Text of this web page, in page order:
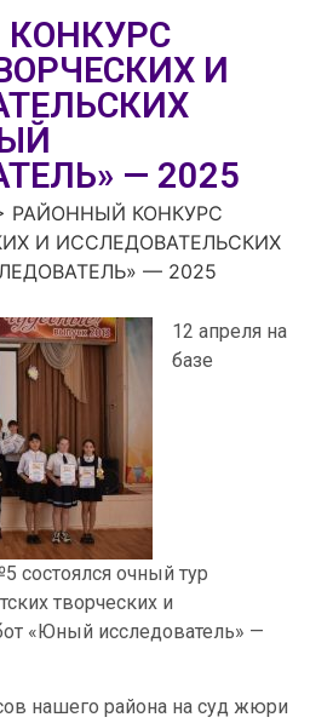
И
— 2025
РАЙОННЫЙ КОНКУРС
И ИССЛЕДОВАТЕЛЬСКИХ
— 2025
12 апреля на
базе
очный тур
творческих и
«Юный исследователь» —
нашего района на суд жюри